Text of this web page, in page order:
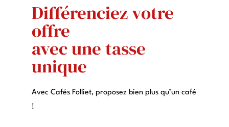
Différenciez votre
offre
avec une tasse
unique
Avec Cafés Folliet, proposez bien plus qu’un café
!